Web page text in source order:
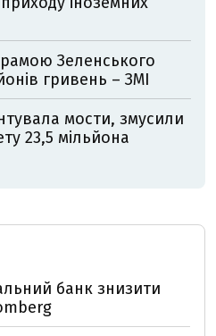
Зеленського
гривень – ЗМІ
мости, змусили
23,5 мільйона
банк знизити